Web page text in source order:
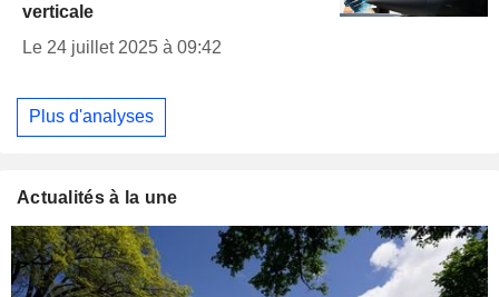
verticale
Le 24 juillet 2025 à 09:42
Plus d'analyses
Actualités à la une